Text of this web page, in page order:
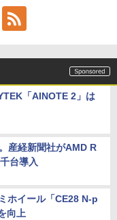
「AINOTE 2」は
産経新聞社がAMD R
台導入
ホイール「CE28 N-p
向上